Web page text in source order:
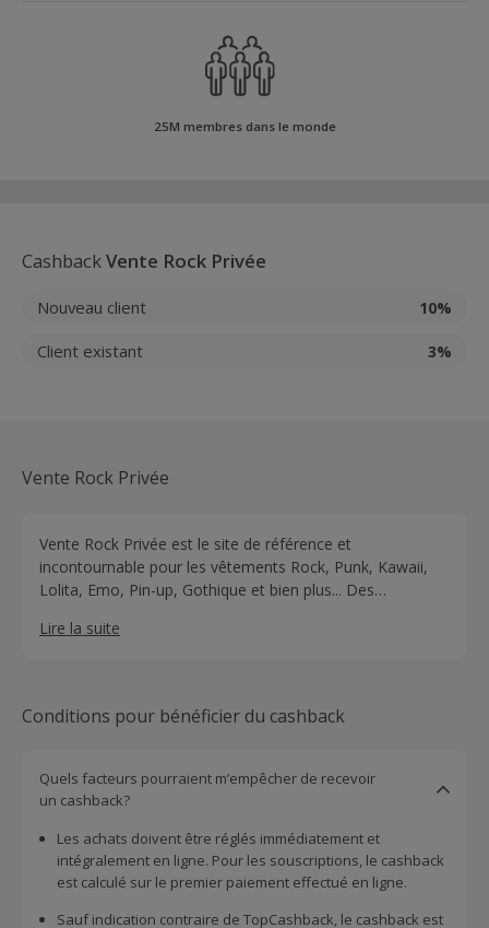
25M membres dans le monde
CashbackVente Rock Privée
Nouveau client 10%
Client existant 3%
Vente Rock Privée
Vente Rock Privée est le site de référence et
incontournable pour les vêtements Rock, Punk, Kawaii,
Lolita, Emo, Pin-up, Gothique et bien plus... Des
Des promotions chaque mois, des bons de réduction.
Lire la suite
Conditions pour bénéficier du cashback
Quels facteurs pourraient m’empêcher de recevoir
un cashback?
Les achats doivent être réglés immédiatement et
intégralement en ligne. Pour les souscriptions, le cashback
est calculé sur le premier paiement effectué en ligne.
Sauf indication contraire de TopCashback, le cashback est